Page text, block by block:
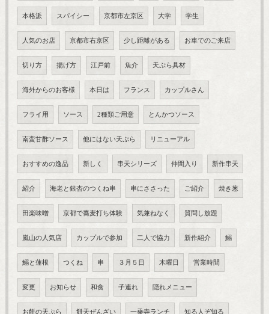
本格派 スパイシー 京都市左京区 大学 学生
人気のお店 京都市右京区 少し距離がある お車でのご来店
切り方 揚げ方 江戸前 魚介 天ぷら具材
海外からのお客様 本日は フランス カップルさん
フライ用 ソース 2種類ご用意 とんかつソース
南蛮甘酢ソース 他にはない天ぷら リニューアル
おすすめの逸品 新しく 串天シリーズ 仲間入り 新作串天
紹介 海老と銀杏のつくね串 串にささった ご紹介 焼き葱
田楽味噌 京都で蕎麦打ち体験 気兼ねなく 質問し放題
嵐山の人気店 カップルで参加 二人で協力 新作紹介 鰯
鰯と蓮根 つくね 串 ３月５日 木曜日 営業時間
変更 お知らせ 和食 子連れ 隠れメニュー
お餅の天ぷら 餅天ぜんざい 一乗寺ランチ 知る人ぞ知る